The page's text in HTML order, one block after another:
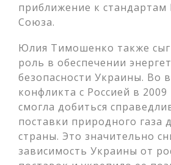
приближение к стандартам
Союза.
Юлия Тимошенко также
роль в обеспечении
безопасности Украины. Во
конфликта с Россией в 2009
смогла добиться
поставки природного газа
страны. Это значительно
зависимость Украины от